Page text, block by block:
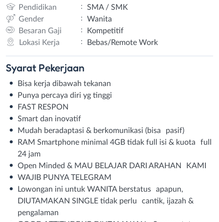
Pendidikan :
SMA / SMK
Gender
:
Wanita
Besaran Gaji
:
Kompetitif
Lokasi Kerja
: Bebas/Remote Work
Syarat Pekerjaan
Bisa kerja dibawah tekanan
Punya percaya diri yg tinggi
FAST RESPON
Smart dan inovatif
Mudah beradaptasi & berkomunikasi (bisa pasif)
RAM Smartphone minimal 4GB tidak full isi & kuota full
24 jam
Open Minded & MAU BELAJAR DARI ARAHAN KAMI
WAJIB PUNYA TELEGRAM
Lowongan ini untuk WANITA berstatus apapun,
DIUTAMAKAN SINGLE tidak perlu cantik, ijazah &
pengalaman